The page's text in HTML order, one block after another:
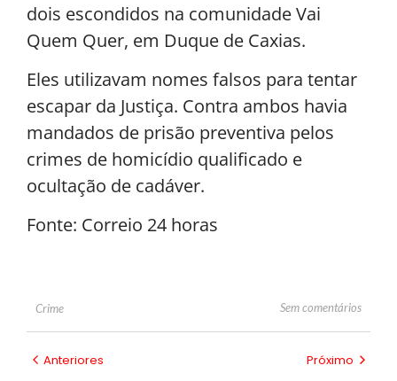
dois escondidos na comunidade Vai
Quem Quer, em Duque de Caxias.
Eles utilizavam nomes falsos para tentar
escapar da Justiça. Contra ambos havia
mandados de prisão preventiva pelos
crimes de homicídio qualificado e
ocultação de cadáver.
Fonte: Correio 24 horas
Crime Sem comentários
Anteriores Próximo